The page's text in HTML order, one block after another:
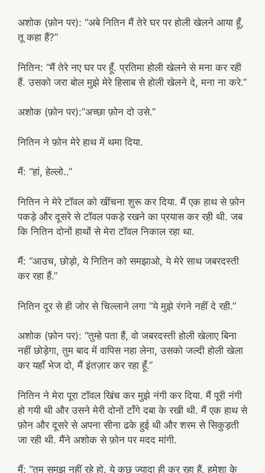
अशोक (फ़ोन पर): “अबे नितिन मैं तेरे घर पर होली खेलने आया हूँ,
तू कहा हैं?”
नितिन: “मैं तेरे नए घर पर हूँ. प्रतिमा होली खेलने से मना कर रही
हैं. उसको जरा बोल मुझे मेरे हिसाब से होली खेलने दे, मना ना करे.”
अशोक (फ़ोन पर):”अच्छा फ़ोन दो उसे.”
नितिन ने फ़ोन मेरे हाथ में थमा दिया.
मैं: “हां, हेल्लो..”
नितिन ने मेरे टॉवल को खींचना शुरू कर दिया. मैं एक हाथ से फ़ोन
पकड़े और दूसरे से टॉवल पकड़े रखने का प्रयास कर रही थी. जब
कि नितिन दोनों हाथों से मेरा टॉवल निकाल रहा था.
मैं: “आउच, छोड़ो, ये नितिन को समझाओ, ये मेरे साथ जबरदस्ती
कर रहा हैं.”
नितिन दूर से ही जोर से चिल्लाने लगा “ये मुझे रंगने नहीं दे रही.”
अशोक (फ़ोन पर): “तुम्हे पता हैं, वो जबरदस्ती होली खेलाए बिना
नहीं छोड़ेगा, तुम बाद में वापिस नहा लेना, उसको जल्दी होली खेला
कर यहाँ भेज दो, मैं इंतज़ार कर रहा हूँ.”
नितिन ने मेरा पूरा टॉवल खिंच कर मुझे नंगी कर दिया. मैं पूरी नंगी
हो गयी थी और उसने मेरी दोनों टाँगे दबा के रखी थी. मैं एक हाथ से
फ़ोन और दूसरे से अपना सीना ढके हुई थी और शरम से सिकुड़ती
जा रही थी. मैंने अशोक से फ़ोन पर मदद मांगी.
मैं: “तुम समझ नहीं रहे हो. ये कुछ ज्यादा ही कर रहा हैं. हमेशा के